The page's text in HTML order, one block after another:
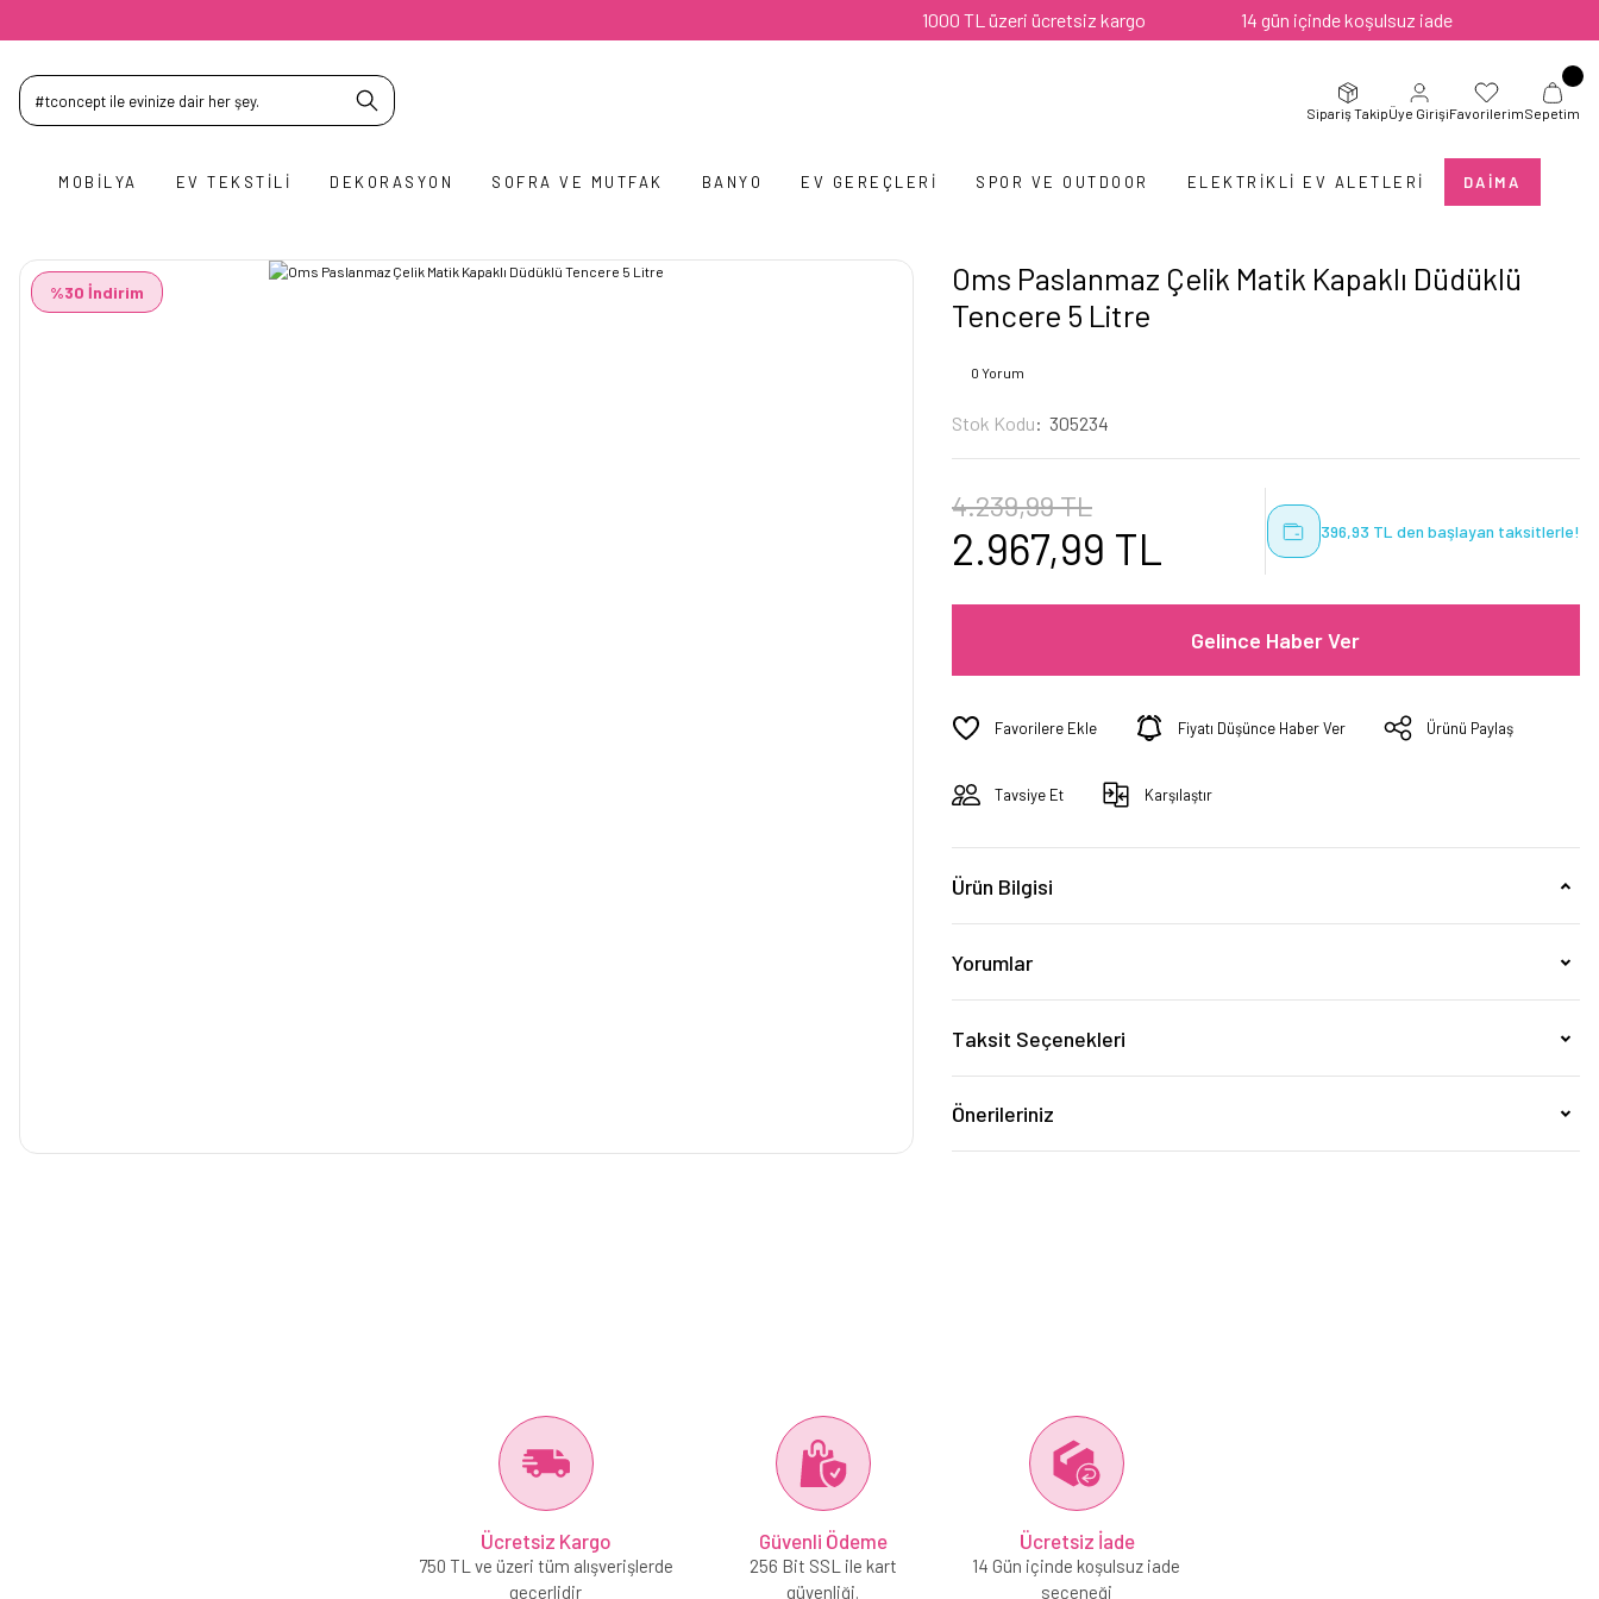
1000 TL üzeri ücretsiz kargo 14 gün içinde koşulsuz iade
Sipariş TakipÜye GirişiFavorilerimSepetim
MOBILYA EV TEKSTILI DEKORASYON SOFRA VE MUTFAK BANYO EV GEREÇLERI SPOR VE OUTDOOR ELEKTRIKLI EV ALETLERI DAIMA
%30 İndirim
Oms Paslanmaz Çelik Matik Kapaklı Düdüklü
Tencere 5 Litre
0 Yorum
Stok Kodu 305234
4.239,99 TL
2.967,99 TL 396,93 TL den başlayan taksitlerle!
Gelince Haber Ver
Fiyatı Düşünce Haber Ver Ürünü Paylaş
Tavsiye Et Karşılaştır
Ürün Bilgisi
Yorumlar
Taksit Seçenekleri
Önerileriniz
Ücretsiz Kargo
750 TL ve üzeri tüm alışverişlerde
geçerlidir
Güvenli Ödeme
256 Bit SSL ile kart
güvenliği.
Ücretsiz İade
14 Gün içinde koşulsuz iade
seçeneği